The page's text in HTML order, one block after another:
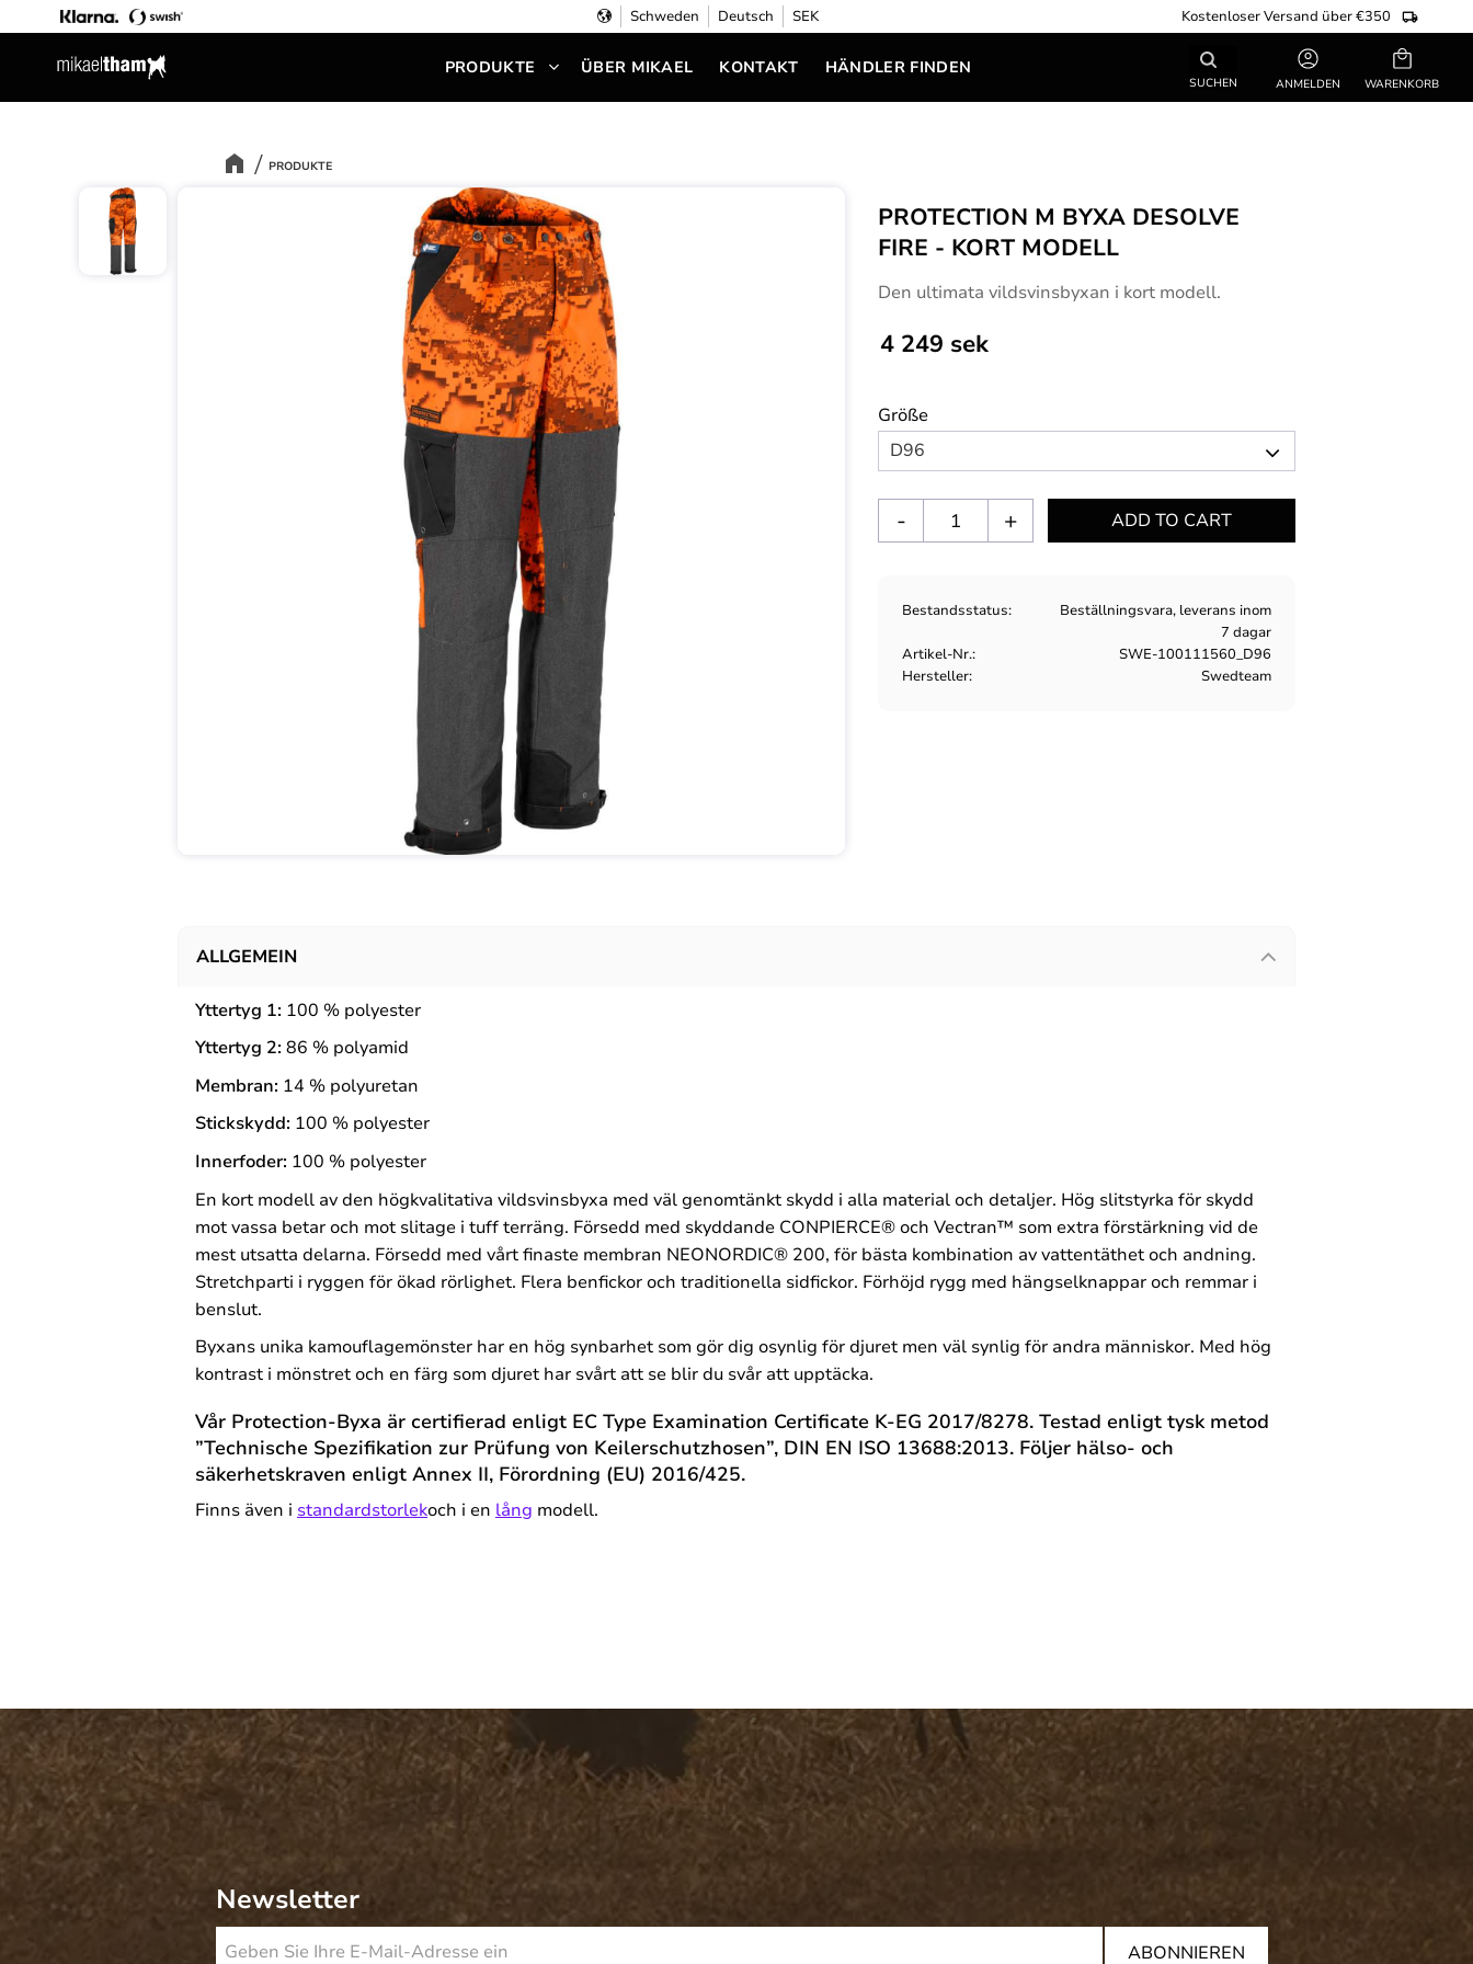
Schweden Deutsch SEK Kostenloser Versand über €350
SUCHEN
PRODUKTE ÜBER MIKAEL KONTAKT HÄNDLER FINDEN
ANMELDEN
Warenkorb
PRODUKTE
PROTECTION M BYXA DESOLVE
FIRE - KORT MODELL
Den ultimata vildsvinsbyxan i kort modell.
4 249 sek
Größe
+
-
Bestandsstatus
Beställningsvara, leverans inom
7 dagar
Artikel-Nr.
SWE-100111560_D96
Hersteller
Swedteam
ALLGEMEIN
Yttertyg 1: 100 % polyester
Yttertyg 2: 86 % polyamid
Membran: 14 % polyuretan
Stickskydd: 100 % polyester
Innerfoder: 100 % polyester
En kort modell av den högkvalitativa vildsvinsbyxa med väl genomtänkt skydd i alla material och detaljer. Hög slitstyrka för skydd
mot vassa betar och mot slitage i tuff terräng. Försedd med skyddande CONPIERCE® och Vectran™ som extra förstärkning vid de
mest utsatta delarna. Försedd med vårt finaste membran NEONORDIC® 200, för bästa kombination av vattentäthet och andning.
Stretchparti i ryggen för ökad rörlighet. Flera benfickor och traditionella sidfickor. Förhöjd rygg med hängselknappar och remmar i
benslut.
Byxans unika kamouflagemönster har en hög synbarhet som gör dig osynlig för djuret men väl synlig för andra människor. Med hög
kontrast i mönstret och en färg som djuret har svårt att se blir du svår att upptäcka.
Vår Protection-Byxa är certifierad enligt EC Type Examination Certificate K-EG 2017/8278. Testad enligt tysk metod
”Technische Spezifikation zur Prüfung von Keilerschutzhosen”, DIN EN ISO 13688:2013. Följer hälso- och
säkerhetskraven enligt Annex II, Förordning (EU) 2016/425.
Finns även i standardstorlekoch i en lång modell.
Newsletter
ABONNIEREN